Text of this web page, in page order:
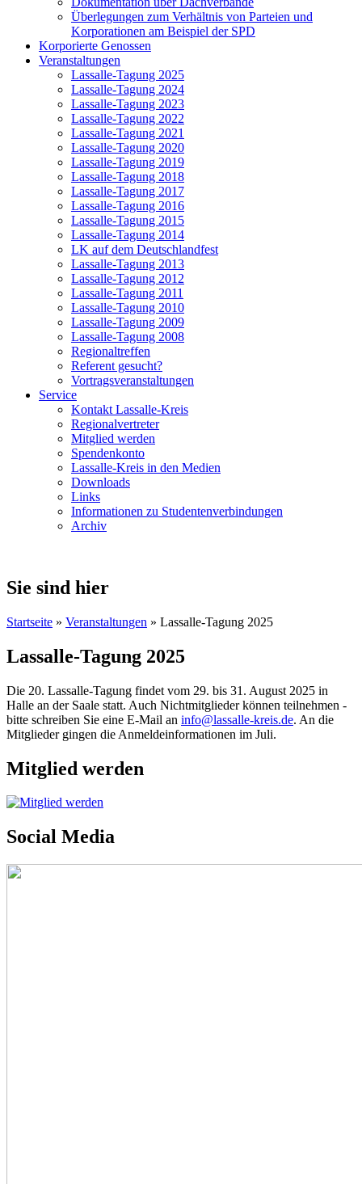
Überlegungen zum Verhältnis von Parteien und
Korporationen am Beispiel der SPD
Korporierte Genossen
Veranstaltungen
Lassalle-Tagung 2025
Lassalle-Tagung 2024
Lassalle-Tagung 2023
Lassalle-Tagung 2022
Lassalle-Tagung 2021
Lassalle-Tagung 2020
Lassalle-Tagung 2019
Lassalle-Tagung 2018
Lassalle-Tagung 2017
Lassalle-Tagung 2016
Lassalle-Tagung 2015
Lassalle-Tagung 2014
LK auf dem Deutschlandfest
Lassalle-Tagung 2013
Lassalle-Tagung 2012
Lassalle-Tagung 2011
Lassalle-Tagung 2010
Lassalle-Tagung 2009
Lassalle-Tagung 2008
Regionaltreffen
Referent gesucht?
Vortragsveranstaltungen
Service
Kontakt Lassalle-Kreis
Regionalvertreter
Mitglied werden
Spendenkonto
Lassalle-Kreis in den Medien
Downloads
Links
Informationen zu Studentenverbindungen
Archiv
Sie sind hier
Startseite » Veranstaltungen » Lassalle-Tagung 2025
Lassalle-Tagung 2025
Die 20. Lassalle-Tagung findet vom 29. bis 31. August 2025 in
Halle an der Saale statt. Auch Nichtmitglieder können teilnehmen -
bitte schreiben Sie eine E-Mail an info@lassalle-kreis.de. An die
Mitglieder gingen die Anmeldeinformationen im Juli.
Mitglied werden
Social Media